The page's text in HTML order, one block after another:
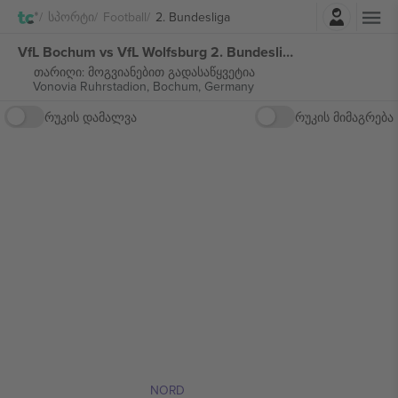
Სპორტი Football 2. Bundesligaშესვლა
VfL Bochum vs VfL Wolfsburg 2. Bundesliga ბილეთი
თარიღი: მოგვიანებით გადასაწყვეტია
Vonovia Ruhrstadion, Bochum, Germany
რუკის დამალვა
რუკის მიმაგრება
NORD